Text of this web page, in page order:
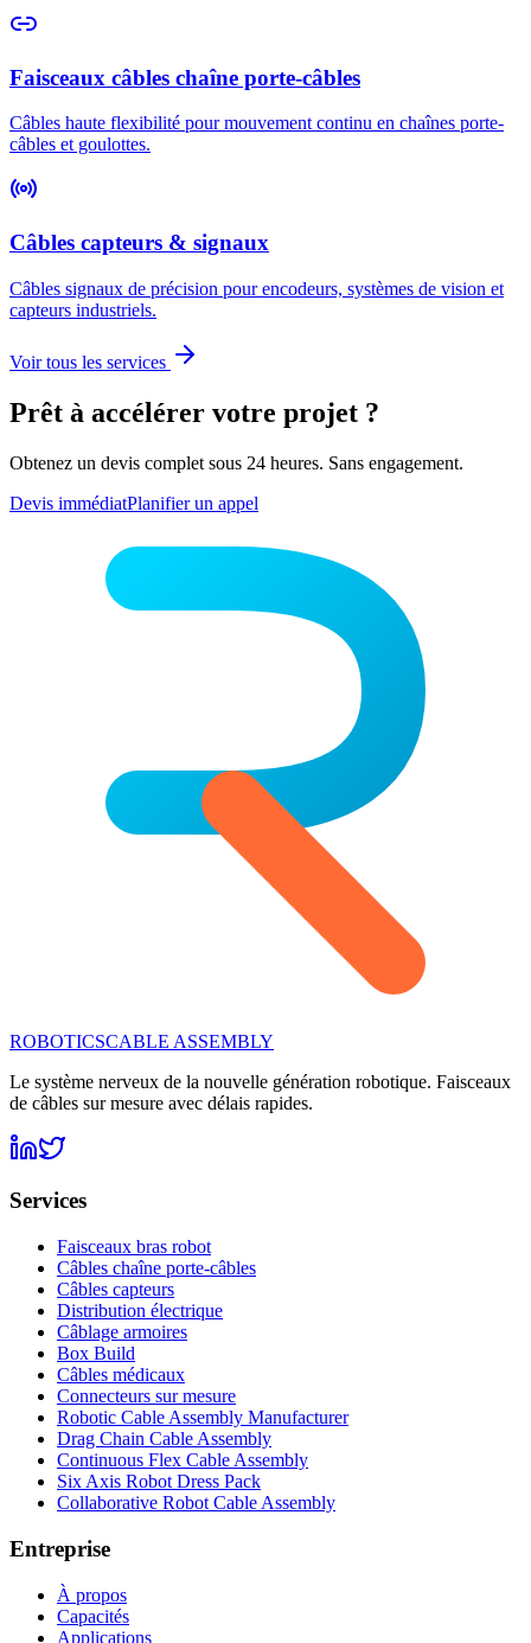
Faisceaux câbles chaîne porte-câbles
Câbles haute flexibilité pour mouvement continu en chaînes porte-
câbles et goulottes.
Câbles capteurs & signaux
Câbles signaux de précision pour encodeurs, systèmes de vision et
capteurs industriels.
Voir tous les services
Prêt à accélérer votre projet ?
Obtenez un devis complet sous 24 heures. Sans engagement.
Devis immédiatPlanifier un appel
ROBOTICSCABLE ASSEMBLY
Le système nerveux de la nouvelle génération robotique. Faisceaux
de câbles sur mesure avec délais rapides.
Services
Faisceaux bras robot
Câbles chaîne porte-câbles
Câbles capteurs
Distribution électrique
Câblage armoires
Box Build
Câbles médicaux
Connecteurs sur mesure
Robotic Cable Assembly Manufacturer
Drag Chain Cable Assembly
Continuous Flex Cable Assembly
Six Axis Robot Dress Pack
Collaborative Robot Cable Assembly
Entreprise
À propos
Capacités
Applications